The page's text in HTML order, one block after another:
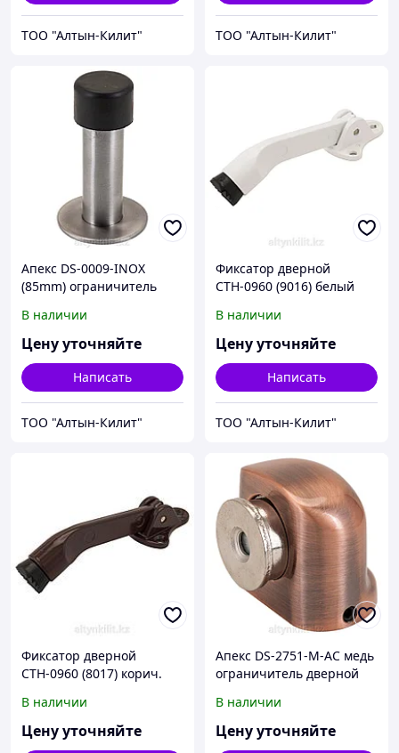
ТОО "Алтын-Килит" ТОО "Алтын-Килит"
Апекс DS-0009-INOX
(85mm) ограничитель
В наличии
Цену уточняйте
Написать
ТОО "Алтын-Килит"
Фиксатор дверной
СТН-0960 (9016) белый
В наличии
Цену уточняйте
Написать
ТОО "Алтын-Килит"
Фиксатор дверной
СТН-0960 (8017) корич.
В наличии
Цену уточняйте
Апекс DS-2751-М-AC медь
ограничитель дверной
В наличии
Цену уточняйте